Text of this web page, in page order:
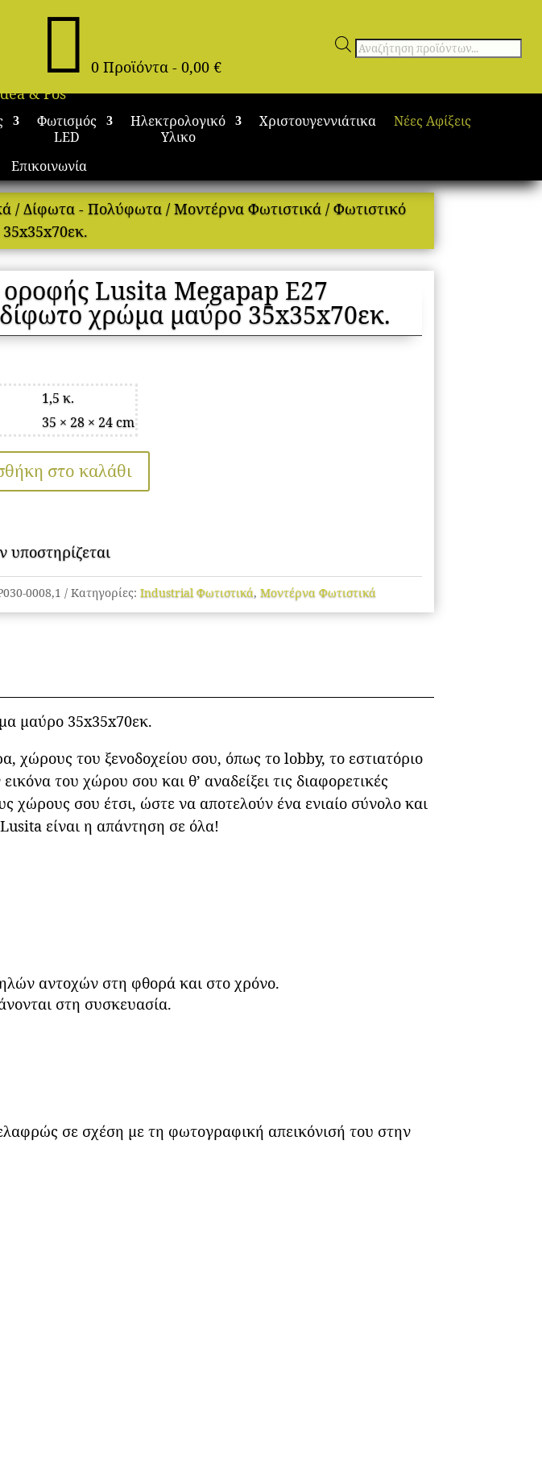
 0 Προϊόντα - 0,00€
Αναζήτηση
Φωτισμός
LED
Ηλεκτρολογικό
Υλικο
Χριστουγεννιάτικα Νέες Αφίξεις
Επικοινωνία
/Δίφωτα - Πολύφωτα /Μοντέρνα Φωτιστικά / Φωτιστικό
Lusita Megapap E27
χρώμα μαύρο 35x35x70εκ.
1,5 κ.
35 × 28 × 24 cm
στο καλάθι
υποστηρίζεται
0008,1 Κατηγορίες: Industrial Φωτιστικά, Μοντέρνα Φωτιστικά
μαύρο 35x35x70εκ.
χώρους του ξενοδοχείου σου, όπως το lobby, το εστιατόριο
του χώρου σου και θ’ αναδείξει τις διαφορετικές
χώρους σου έτσι, ώστε να αποτελούν ένα ενιαίο σύνολο και
είναι η απάντηση σε όλα!
αντοχών στη φθορά και στο χρόνο.
στη συσκευασία.
σε σχέση με τη φωτογραφική απεικόνισή του στην